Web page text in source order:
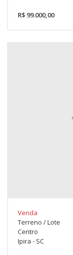
R$ 99.000,00
Venda
Terreno / Lote
Centro
Ipira - SC